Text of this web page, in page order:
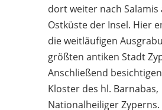
dort weiter nach Salamis
Ostküste der Insel. Hier
die weitläufigen
größten antiken Stadt
Anschließend
Kloster des hl. Barnabas,
Nationalheiliger